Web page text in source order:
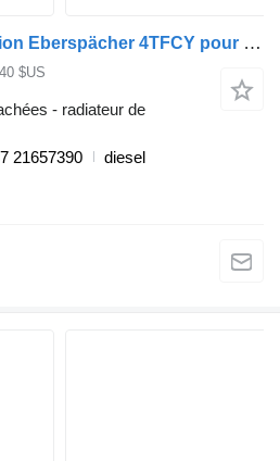
Radiateur de climatisation Eberspächer 4TFCY pour Volvo B6, B7, B9, B10, B12 bus (1978-2011)
$US
- radiateur de
21657390
diesel